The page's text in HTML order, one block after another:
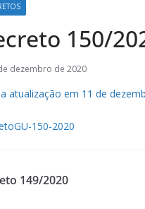
150/
dezembro de 2020
atualização em 11 de
150-2020
149/2020